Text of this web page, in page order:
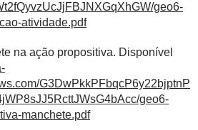
geo6-
atividade.pdf
na ação propositiva. Disponível
G3DwPkkPFbqcP6y22bjptnP
geo6-
manchete.pdf